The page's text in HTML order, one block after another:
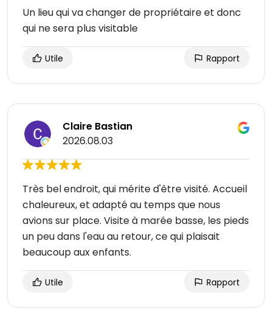
Un lieu qui va changer de propriétaire et donc
qui ne sera plus visitable
Utile Rapport
Claire Bastian
2026.08.03
Très bel endroit, qui mérite d'être visité. Accueil
chaleureux, et adapté au temps que nous
avions sur place. Visite à marée basse, les pieds
un peu dans l'eau au retour, ce qui plaisait
beaucoup aux enfants.
Utile Rapport